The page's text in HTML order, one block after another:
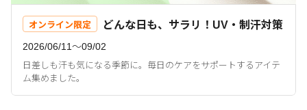
オンライン限定 どんな日も、サラリ！UV・制汗対策
2026/06/11〜09/02
日差しも汗も気になる季節に。毎日のケアをサポートするアイテ
ム集めました。